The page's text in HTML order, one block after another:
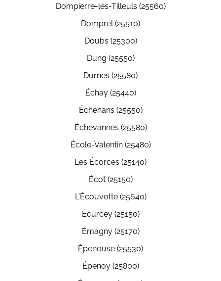
Dompierre-les-Tilleuls (25560)
Domprel (25510)
Doubs (25300)
Dung (25550)
Durnes (25580)
Échay (25440)
Échenans (25550)
Échevannes (25580)
École-Valentin (25480)
Les Écorces (25140)
Écot (25150)
L'Écouvotte (25640)
Écurcey (25150)
Émagny (25170)
Épenouse (25530)
Épenoy (25800)